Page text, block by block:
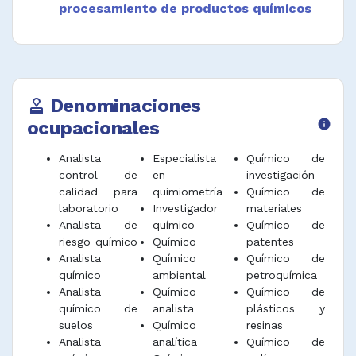
agrónomos, geólogos y otros profesionales.
Dirigir, monitorear y desarrollar
procedimientos, parámetros y estándares de
control de calidad de suministros de
primas, agentes y productos químicos.
Inspeccionar, auditar y supervisar procesos,
análisis, laboratorios y productos químicos.
Vigilar el mantenimiento y validación de
equipos e instrumentos de laboratorio, la
preparación de soluciones, reactivos y evaluar
fórmulas.
Dirigir estudios químicos y procedimientos de
prueba de diferentes materiales en la
industria metalmecánica, entre otros.
procesamiento de productos químicos
approval Denominaciones
ocupacionales
info
Analista
control de
calidad para
laboratorio
Analista de
riesgo químico
Analista
químico
Analista
químico de
suelos
Analista
Especialista
en
quimiometría
Investigador
químico
Químico
Químico
ambiental
Químico
analista
Químico
analítica
Químico de
investigación
Químico de
materiales
Químico de
patentes
Químico de
petroquímica
Químico de
plásticos y
resinas
Químico de